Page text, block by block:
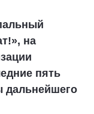
на
пять
дальнейшего